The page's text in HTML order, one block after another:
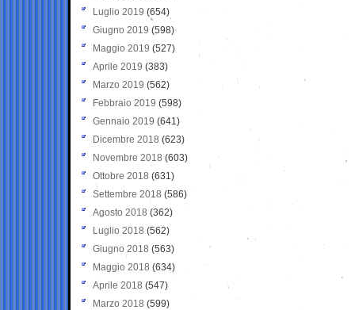
Luglio 2019 (654)
Giugno 2019 (598)
Maggio 2019 (527)
Aprile 2019 (383)
Marzo 2019 (562)
Febbraio 2019 (598)
Gennaio 2019 (641)
Dicembre 2018 (623)
Novembre 2018 (603)
Ottobre 2018 (631)
Settembre 2018 (586)
Agosto 2018 (362)
Luglio 2018 (562)
Giugno 2018 (563)
Maggio 2018 (634)
Aprile 2018 (547)
Marzo 2018 (599)